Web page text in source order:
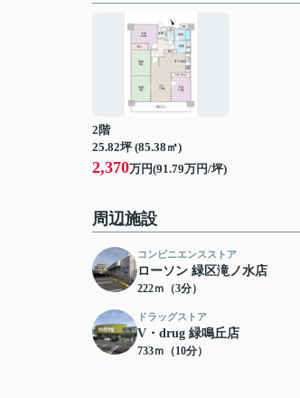
2階
25.82坪 (85.38㎡)
2,370万円(91.79万円/坪)
周辺施設
コンビニエンスストア
ローソン 緑区滝ノ水店
222ｍ（3分）
ドラッグストア
V・drug 緑鳴丘店
733ｍ（10分）